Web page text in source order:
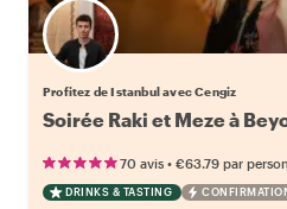
Profitez de Istanbul avec Cengiz
Soirée Raki et Meze à
70 avis • €63.79 par
DRINKS & TASTING